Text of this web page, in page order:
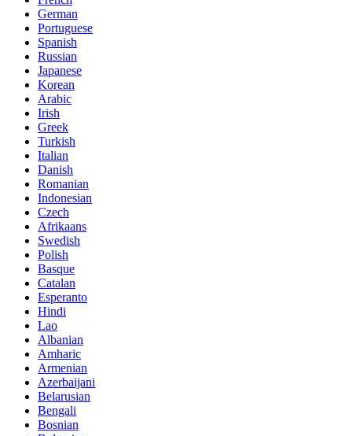
German
Portuguese
Spanish
Russian
Japanese
Korean
Arabic
Irish
Greek
Turkish
Italian
Danish
Romanian
Indonesian
Czech
Afrikaans
Swedish
Polish
Basque
Catalan
Esperanto
Hindi
Lao
Albanian
Amharic
Armenian
Azerbaijani
Belarusian
Bengali
Bosnian